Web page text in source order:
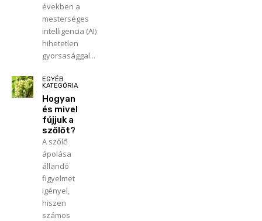
években a
mesterséges
intelligencia (AI)
hihetetlen
gyorsasággal...
EGYÉB
KATEGÓRIA
Hogyan
és mivel
fújjuk a
szőlőt?
A szőlő
ápolása
állandó
figyelmet
igényel,
hiszen
számos